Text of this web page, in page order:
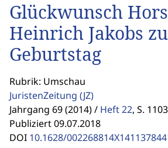
Glückwunsch
Heinrich Jakobs
Geburtstag
Rubrik: Umschau
JuristenZeitung (JZ)
Jahrgang 69 (2014) / Heft 22, S.
Publiziert 09.07.2018
DOI 10.1628/